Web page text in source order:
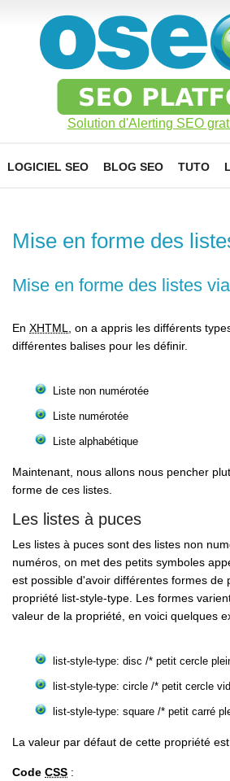
Solution d'Alerting SEO
LOGICIEL SEO BLOG SEO TUTO
Mise en forme des
Mise en forme des listes via
En XHTML
, on a appris les différents
différentes balises pour les définir.
Liste non numérotée
Liste numérotée
Liste alphabétique
Maintenant, nous allons nous pencher
forme de ces listes.
Les listes à puces
Les listes à puces sont des listes non
numéros, on met des petits symboles
est possible d'avoir différentes formes de
propriété list-style-type. Les formes
valeur de la propriété, en voici quelques
list-style-type: disc /* petit cercle
list-style-type: circle /* petit cercle
list-style-type: square /* petit carré
La valeur par défaut de cette propriété est
Code CSS :